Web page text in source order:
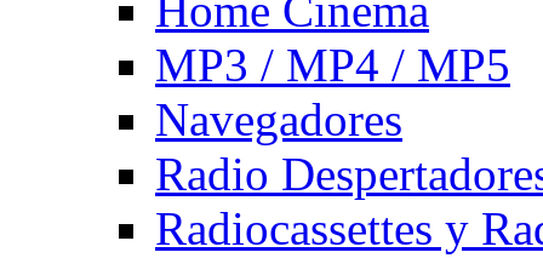
MP3 / MP4 / MP5
Navegadores
Radio
Radiocassettes y